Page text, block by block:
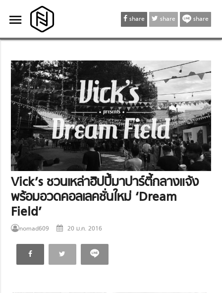
menu
menu share share share
Vick’s ชวนเหล่าฮิปปี้มาปาร์ตี้กลางแจ้ง
พร้อมอวดคอลเลคชั่นใหม่ ‘Dream
Field’
nomad609 20 ม.ค. 2016